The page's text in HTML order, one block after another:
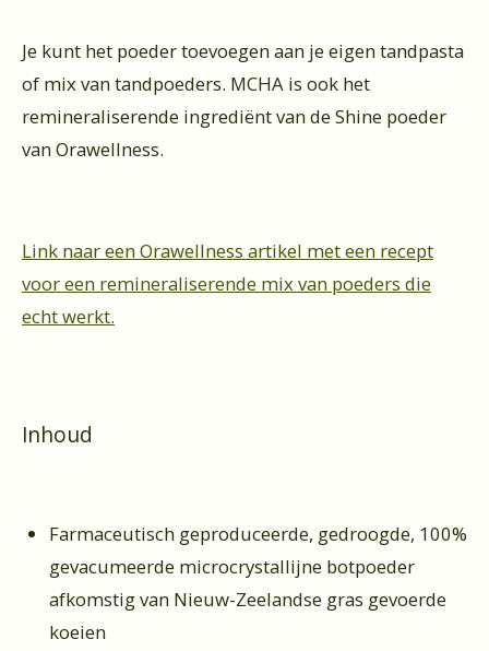
Je kunt het poeder toevoegen aan je eigen tandpasta
of mix van tandpoeders. MCHA is ook het
remineraliserende ingrediënt van de Shine poeder
van Orawellness.
Link naar een Orawellness artikel met een recept
voor een remineraliserende mix van poeders die
echt werkt.
Inhoud
Farmaceutisch geproduceerde, gedroogde, 100%
gevacumeerde microcrystallijne botpoeder
afkomstig van Nieuw-Zeelandse gras gevoerde
koeien